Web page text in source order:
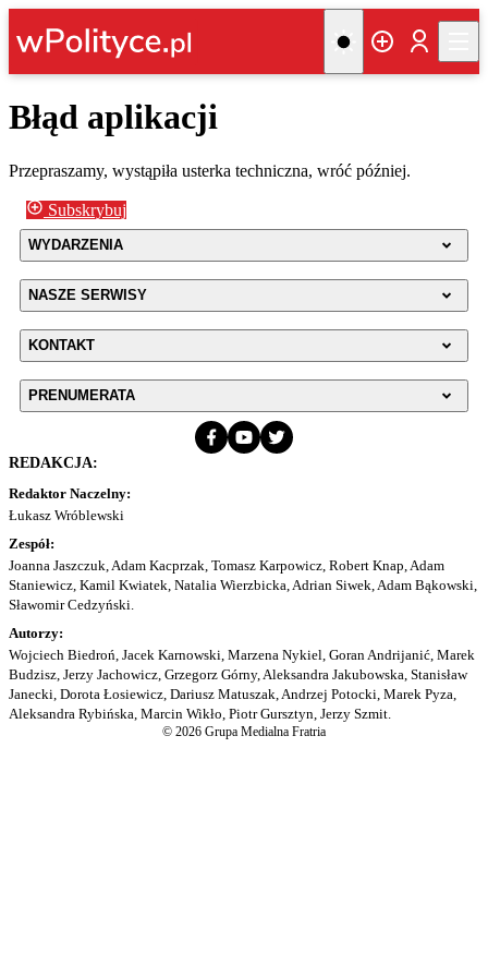
Błąd aplikacji
Przepraszamy, wystąpiła usterka techniczna, wróć później.
Subskrybuj
WYDARZENIA
NASZE SERWISY
KONTAKT
PRENUMERATA
REDAKCJA:
Redaktor Naczelny:
Łukasz Wróblewski
Zespół:
Joanna Jaszczuk, Adam Kacprzak, Tomasz Karpowicz, Robert Knap, Adam
Staniewicz, Kamil Kwiatek, Natalia Wierzbicka, Adrian Siwek, Adam Bąkowski,
Sławomir Cedzyński.
Autorzy:
Wojciech Biedroń, Jacek Karnowski, Marzena Nykiel, Goran Andrijanić, Marek
Budzisz, Jerzy Jachowicz, Grzegorz Górny, Aleksandra Jakubowska, Stanisław
Janecki, Dorota Łosiewicz, Dariusz Matuszak, Andrzej Potocki, Marek Pyza,
Aleksandra Rybińska, Marcin Wikło, Piotr Gursztyn, Jerzy Szmit.
© 2026 Grupa Medialna Fratria